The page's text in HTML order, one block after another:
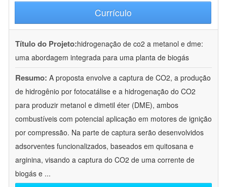
Currículo
Título do Projeto:hidrogenação de co2 a metanol e dme:
uma abordagem integrada para uma planta de biogás
Resumo: A proposta envolve a captura de CO2, a produção
de hidrogênio por fotocatálise e a hidrogenação do CO2
para produzir metanol e dimetil éter (DME), ambos
combustíveis com potencial aplicação em motores de ignição
por compressão. Na parte de captura serão desenvolvidos
adsorventes funcionalizados, baseados em quitosana e
arginina, visando a captura do CO2 de uma corrente de
biogás e ...